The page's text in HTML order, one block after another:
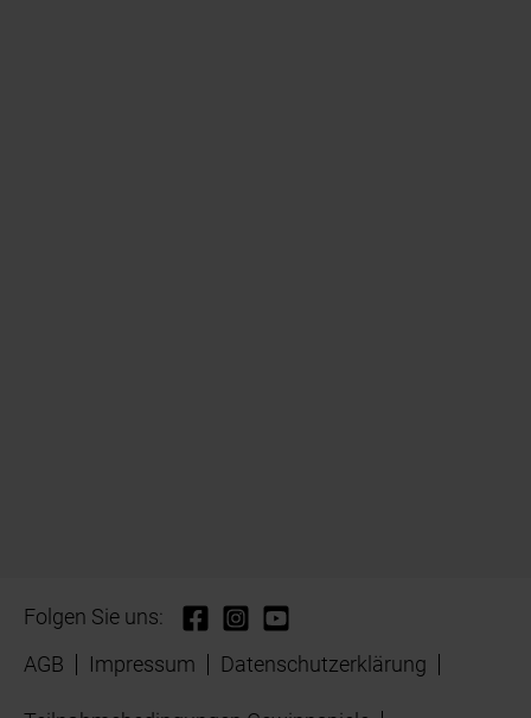
Folgen Sie uns:
AGB
Impressum Datenschutzerklärung